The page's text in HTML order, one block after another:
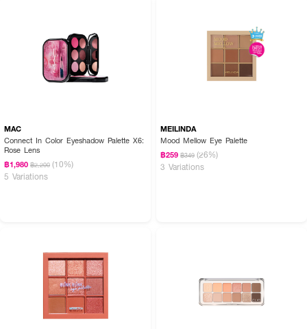
MAC
Connect In Color Eyeshadow Palette X6:
Rose Lens
฿1,980 ฿2,200 (10%)
5 Variations
MEILINDA
Mood Mellow Eye Palette
฿259 ฿349 (26%)
3 Variations